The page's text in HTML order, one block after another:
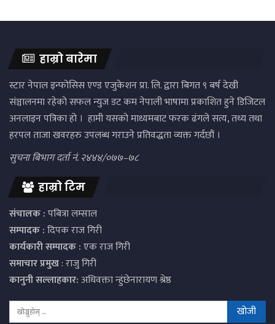
हाम्रो बारेमा
स्टार नेपाल इन्फोसिस एण्ड एजुकेशन प्रा. लि. द्वारा बिगत ९ बर्ष देखी
संञ्चालनमा रहेको सफल न्युज डट कम नेपाली भाषामा प्रकाशित हुने डिजिटल
अनलाइन पत्रिका हो । हामी यसको माध्यमबाट फरक ढंगले सत्य, तथ्य तथा
हरपल ताजा खवरहरु उपलब्ध गराउने प्रतिवद्धता व्यक्त गर्दछौं ।
सुचना बिभाग दर्ता नं. २४४४/०७७–७८
हाम्रो टिम
संचालक :पबित्रा लम्साल
सम्पादक :दिपक राज गिरी
कार्यकारी सम्पादक :एक राज गिरी
समाचार प्रमुख: राजु गिरी
कानुनी सल्लाहकार:अधिवक्ता न्हुंछेनारायण श्रेष्ठ